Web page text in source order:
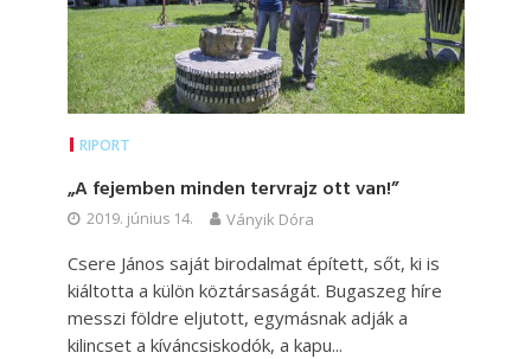
RIPORT
„A fejemben minden tervrajz ott van!”
2019. június 14. Ványik Dóra
Csere János saját birodalmat épített, sőt, ki is
kiáltotta a külön köztársaságát. Bugaszeg híre
messzi földre eljutott, egymásnak adják a
kilincset a kíváncsiskodók, a kapu...